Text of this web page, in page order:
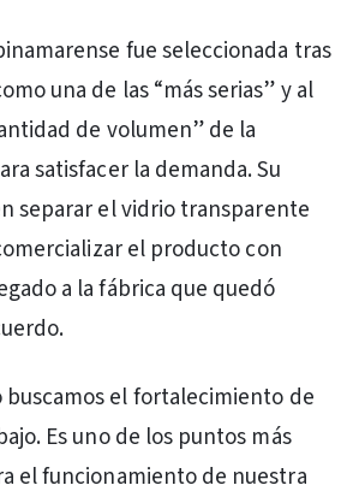
fue seleccionada tras
una de las “más serias” y al
de volumen” de la
satisfacer la demanda. Su
separar el vidrio transparente
el producto con
a la fábrica que quedó
buscamos el fortalecimiento de
Es uno de los puntos más
el funcionamiento de nuestra